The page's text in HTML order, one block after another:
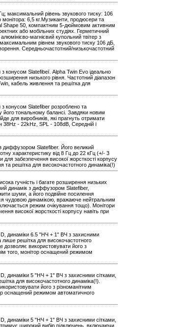
максимальний рівень звукового тиску: 106
6,5 кг.Музиканти, продюсери та
Shape 50, компактним 5-дюймовим активним
або мобільних студіях. Герметичний
магнієвий купольний твітер з
рівнем звукового тиску 106 дБ,
Середньочастотний/низькочастотний
конусом Slatefibeї. Alpha Twin Evo ідеально
низького рівня. Частотний діапазон
кабель живлення та решітка для
конусом Slatefiber розроблено та
його тональному балансі. Завдяки новим
для виробників, які прагнуть отримати
38Hz - 22kHz, SPL - 108dB, Середній і
диффузором Slatefiber. Його великий
характеристику від 8 Гц до 22 кГц (+/- 3
забезпечення високої жорсткості корпусу
та решітка для високочастотного динаміка(!)
гучність і багате розширення низьких
динамік з диффузором Slatefiber,
шуми, а його подвійне посилення
чудовою динамікою, вражаюче нейтральним
режим очікування тощо). Монітори
високої жорсткості корпусу навіть при
динаміки 6.5 "НЧ + 1" ВЧ з захисними
решітка для високочастотного
дозволяє використовувати його з
того, монітор оснащений режимом
динаміки 5 "НЧ + 1" ВЧ з захисними сітками,
для високочастотного динаміка(!).
його з різноманітним
оснащений режимом автоматичного
динаміки 5 "НЧ + 1" ВЧ з захисними сітками,
широкий вибір підключень, включаючи